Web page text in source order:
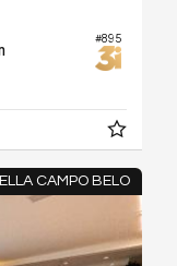
#895
CAMPO BELO